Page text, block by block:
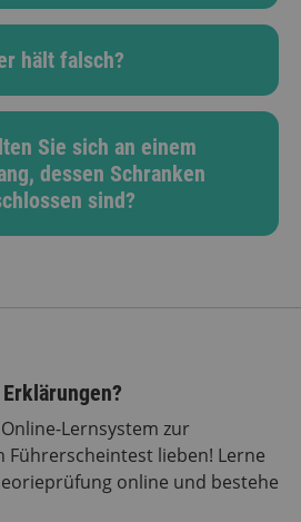
hält falsch?
Sie sich an einem
dessen Schranken
sind?
Lernsystem zur
lieben! Lerne
online und bestehe